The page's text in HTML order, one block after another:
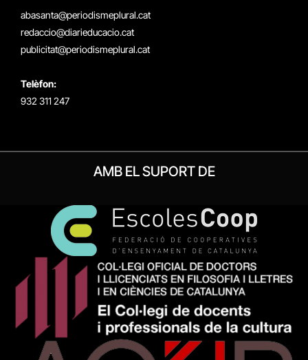
abasanta@periodismeplural.cat
redaccio@diarieducacio.cat
publicitat@periodismeplural.cat
Telèfon:
932 311 247
AMB EL SUPORT DE